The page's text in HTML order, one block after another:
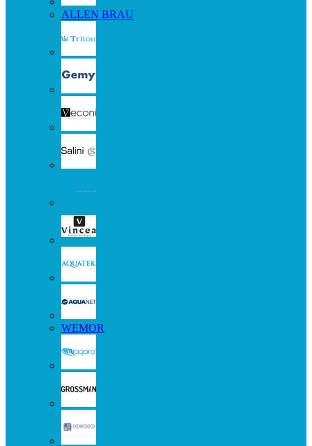
ALLEN BRAU
WEMOR